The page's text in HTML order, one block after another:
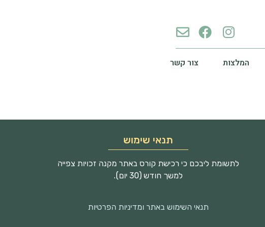
המלצות צור קשר
תנאי שימוש
לתשומת ליבכם כי רכישת קורס באתר מקנה זכויות צפייה
למשך חודש (30 יום).
תנאי השימוש באתר ומדיניות הפרטיות